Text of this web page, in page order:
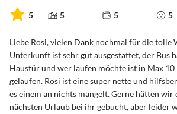
5 5 5 5
Liebe Rosi, vielen Dank nochmal für die tolle
Unterkunft ist sehr gut ausgestattet, der Bus
Haustür und wer laufen möchte ist in Max
gelaufen. Rosi ist eine super nette und
es einem an nichts mangelt. Gerne hätten
nächsten Urlaub bei ihr gebucht, aber leider